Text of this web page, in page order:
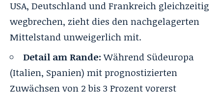
USA, Deutschland und Frankreich gleichzeitig
wegbrechen, zieht dies den nachgelagerten
Mittelstand unweigerlich mit.
Detail am Rande:Während Südeuropa
(Italien, Spanien) mit prognostizierten
Zuwächsen von 2 bis 3 Prozent vorerst